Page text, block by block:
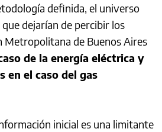
definida, el universo
dejarían de percibir los
Metropolitana de Buenos Aires
de la energía eléctrica y
en el caso del gas
inicial es una limitante